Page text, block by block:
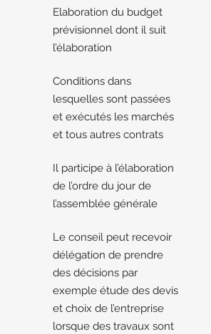
Elaboration du budget
prévisionnel dont il suit
l’élaboration
Conditions dans
lesquelles sont passées
et exécutés les marchés
et tous autres contrats
Il participe à l’élaboration
de l’ordre du jour de
l’assemblée générale
Le conseil peut recevoir
délégation de prendre
des décisions par
exemple étude des devis
et choix de l’entreprise
lorsque des travaux sont